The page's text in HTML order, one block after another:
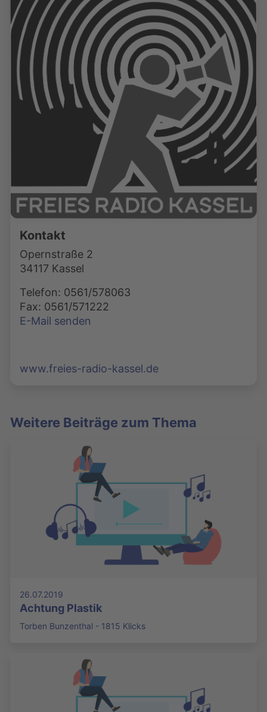
Kontakt
Opernstraße 2
34117 Kassel
Telefon: 0561/578063
Fax: 0561/571222
E-Mail senden
www.freies-radio-kassel.de
Weitere Beiträge zum Thema
26.07.2019
Achtung Plastik
Torben Bunzenthal - 1815 Klicks